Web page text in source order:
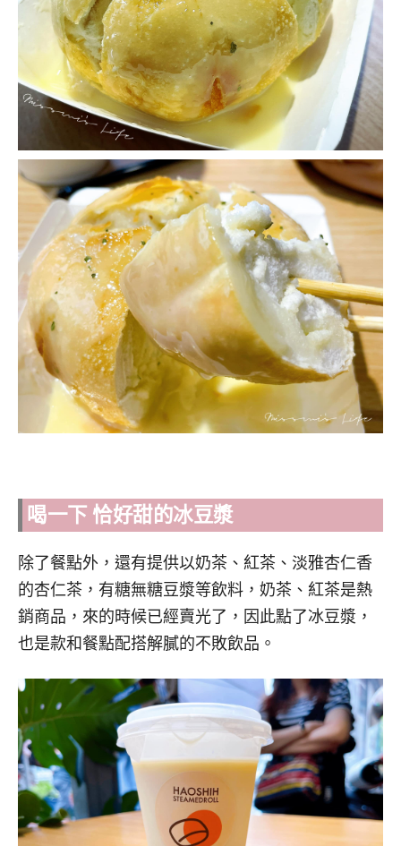
喝一下 恰好甜的冰豆漿
除了餐點外，還有提供以奶茶、紅茶、淡雅杏仁香
的杏仁茶，有糖無糖豆漿等飲料，奶茶、紅茶是熱
銷商品，來的時候已經賣光了，因此點了冰豆漿，
也是款和餐點配搭解膩的不敗飲品。